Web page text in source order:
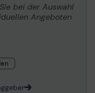
bei der Auswahl
Angeboten